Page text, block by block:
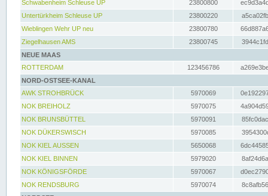
Schwabenheim Schleuse UP
23800800
Untertürkheim Schleuse UP
23800220
Wieblingen Wehr UP neu
23800780
Ziegelhausen AMS
23800745
NEUE MAAS
ROTTERDAM
123456786
NORD-OSTSEE-KANAL
AWK STROHBRÜCK
5970069
NOK BREIHOLZ
5970075
NOK BRUNSBÜTTEL
5970091
NOK DÜKERSWISCH
5970085
NOK KIEL AUSSEN
5650068
NOK KIEL BINNEN
5979020
NOK KÖNIGSFÖRDE
5970067
NOK RENDSBURG
5970074